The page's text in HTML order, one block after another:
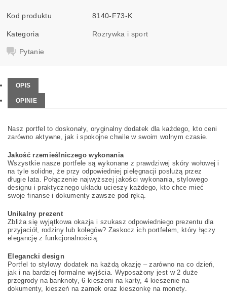
Kod produktu 8140-F73-K
Kategoria Rozrywka i sport
Pytanie
OPIS
OPINIE
Nasz portfel to doskonały, oryginalny dodatek dla każdego, kto ceni
zarówno aktywne, jak i spokojne chwile w swoim wolnym czasie.
Jakość rzemieślniczego wykonania
Wszystkie nasze portfele są wykonane z prawdziwej skóry wołowej i
na tyle solidne, że przy odpowiedniej pielęgnacji posłużą przez
długie lata. Połączenie najwyższej jakości wykonania, stylowego
designu i praktycznego układu ucieszy każdego, kto chce mieć
swoje finanse i dokumenty zawsze pod ręką.
Unikalny prezent
Zbliża się wyjątkowa okazja i szukasz odpowiedniego prezentu dla
przyjaciół, rodziny lub kolegów? Zaskocz ich portfelem, który łączy
elegancję z funkcjonalnością.
Elegancki design
Portfel to stylowy dodatek na każdą okazję – zarówno na co dzień,
jak i na bardziej formalne wyjścia. Wyposażony jest w 2 duże
przegrody na banknoty, 6 kieszeni na karty, 4 kieszenie na
dokumenty, kieszeń na zamek oraz kieszonkę na monety.